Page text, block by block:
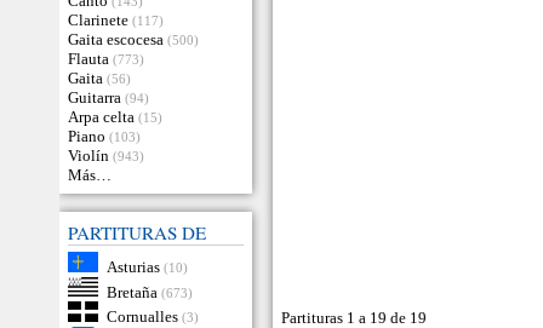
Clarinete (117)
Gaita escocesa (500)
Flauta (773)
Gaita (56)
Guitarra (94)
Arpa celta (15)
Piano (103)
Violín (943)
Más…
PARTITURAS DE
Asturias (10)
Bretaña (673)
Cornualles (3) Partituras 1 a 19 de 19